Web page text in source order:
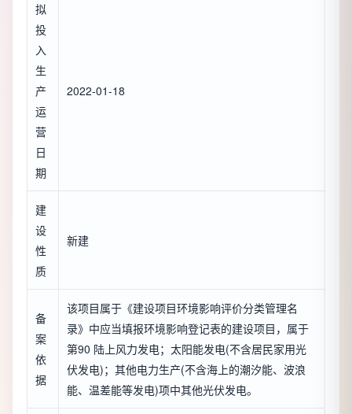
拟
投
入
生
产
运
营
日
期
2022-01-18
建
设
性
质
新建
备
案
依
据
该项目属于《建设项目环境影响评价分类管理名
录》中应当填报环境影响登记表的建设项目，属于
第90 陆上风力发电；太阳能发电(不含居民家用光
伏发电)；其他电力生产(不含海上的潮汐能、波浪
能、温差能等发电)项中其他光伏发电。